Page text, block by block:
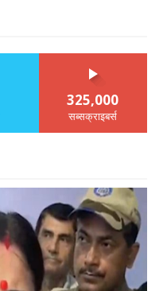
325,000
सब्सक्राइबर्स